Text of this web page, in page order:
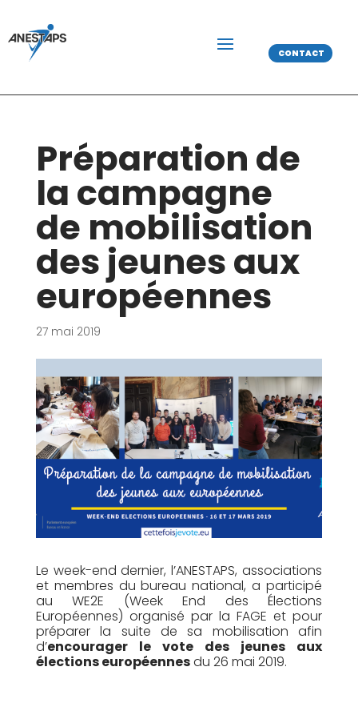
CONTACT
Préparation de
la campagne
de mobilisation
des jeunes aux
européennes
27 mai 2019
Le week-end dernier, l’ANESTAPS, associations
et membres du bureau national, a participé
au WE2E (Week End des Élections
Européennes) organisé par la FAGE et pour
préparer la suite de sa mobilisation afin
d’encourager le vote des jeunes aux
élections européennesdu 26 mai 2019.